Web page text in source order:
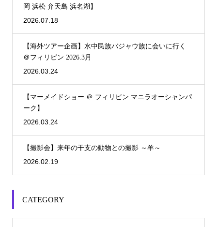
岡 浜松 弁天島 浜名湖】
2026.07.18
【海外ツアー企画】水中民族バジャウ族に会いに行く
＠フィリピン 2026.3月
2026.03.24
【マーメイドショー ＠ フィリピン マニラオーシャンパ
ーク】
2026.03.24
【撮影会】来年の干支の動物との撮影 ～羊～
2026.02.19
CATEGORY